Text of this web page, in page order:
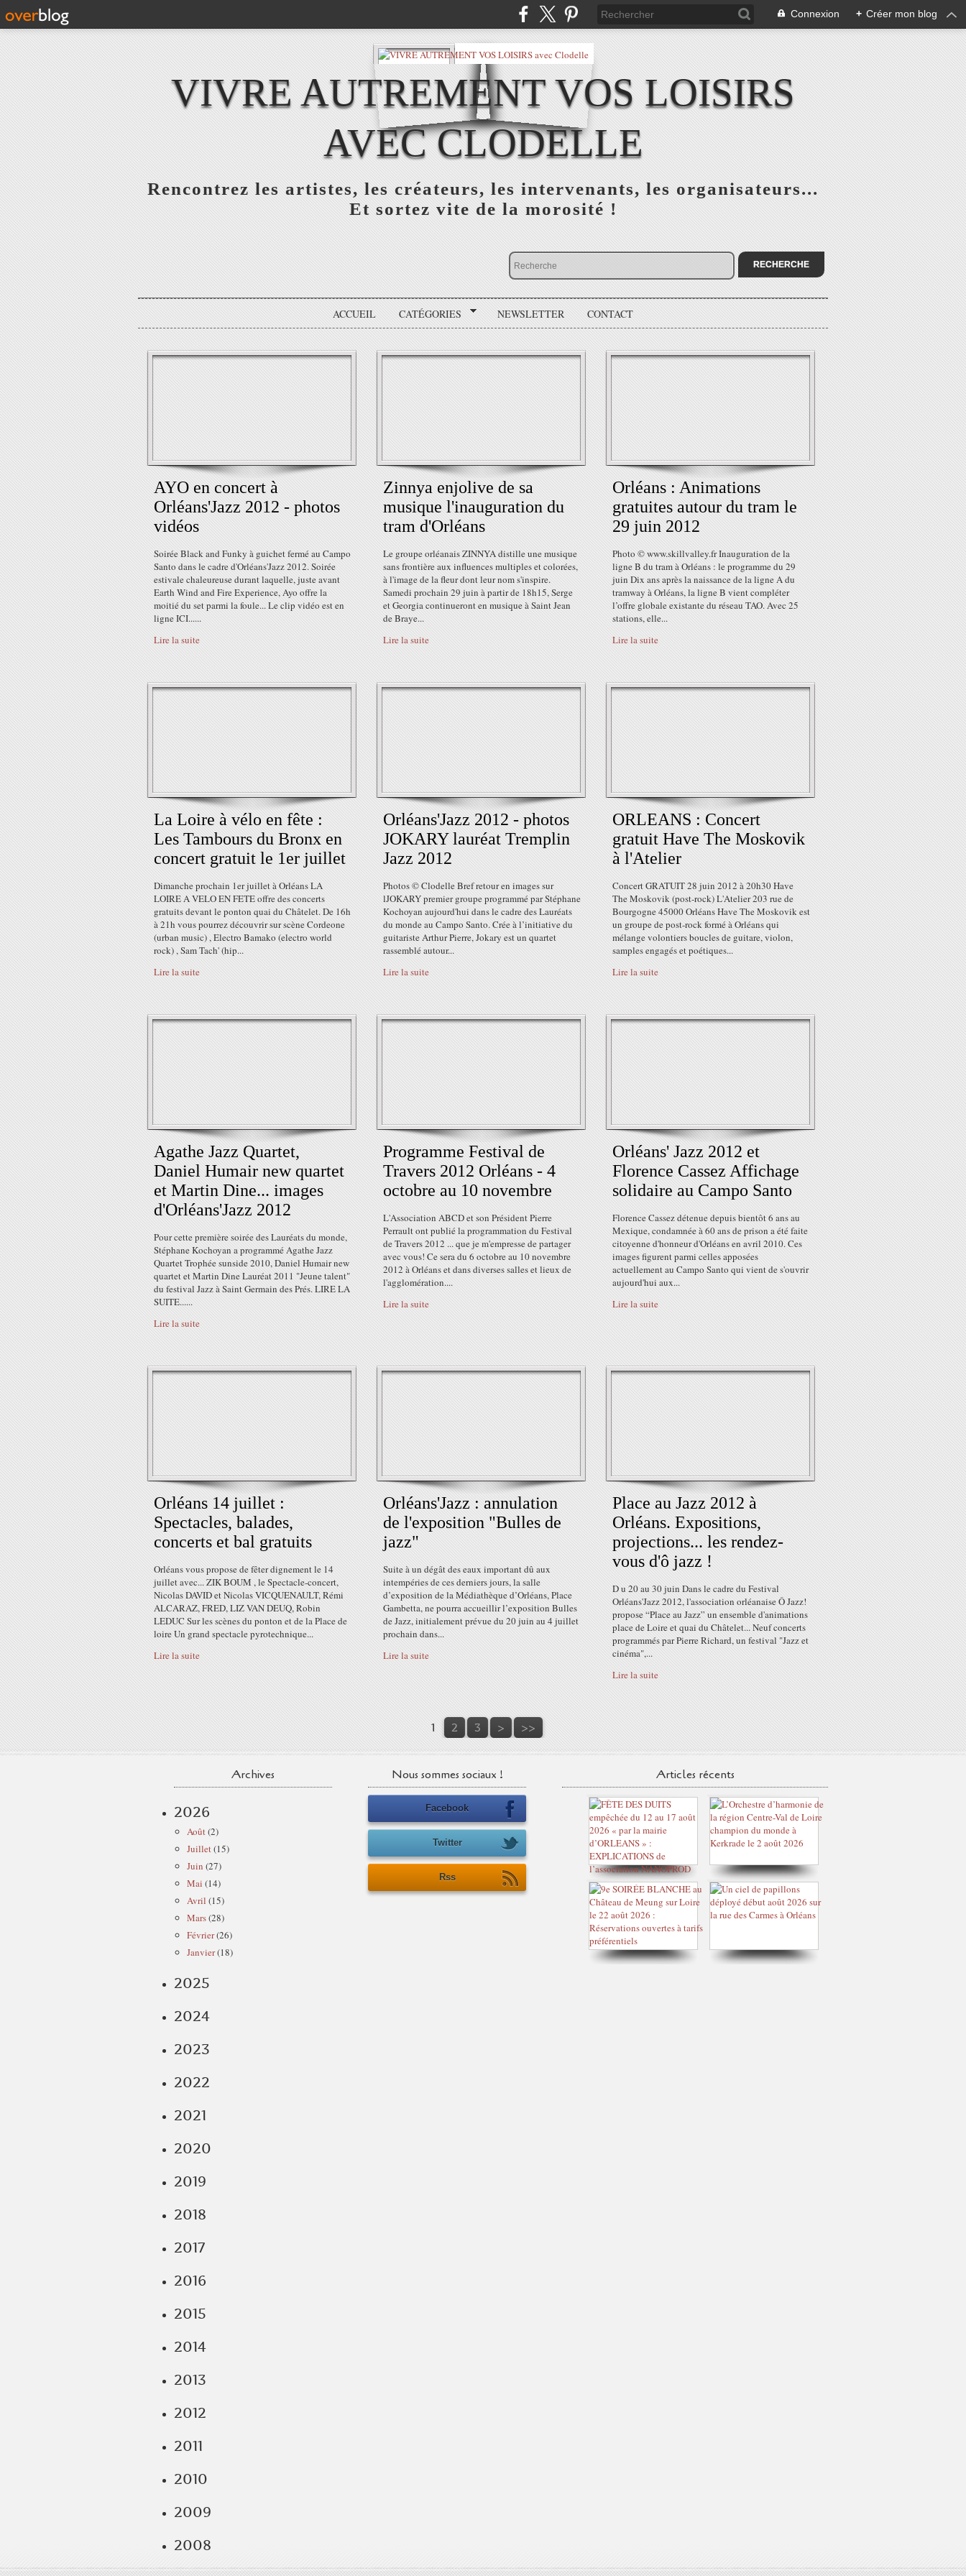
Connexion + Créer mon blog
VIVRE AUTREMENT VOS LOISIRS
AVEC CLODELLE
Rencontrez les artistes, les créateurs, les intervenants, les organisateurs...
Et sortez vite de la morosité !
ACCUEIL CATÉGORIES NEWSLETTER CONTACT
AYO en concert à
Orléans'Jazz 2012 - photos
vidéos
Soirée Black and Funky à guichet fermé au Campo
Santo dans le cadre d'Orléans'Jazz 2012. Soirée
estivale chaleureuse durant laquelle, juste avant
Earth Wind and Fire Experience, Ayo offre la
moitié du set parmi la foule... Le clip vidéo est en
ligne ICI......
Lire la suite
Zinnya enjolive de sa
musique l'inauguration du
tram d'Orléans
Le groupe orléanais ZINNYA distille une musique
sans frontière aux influences multiples et colorées,
à l'image de la fleur dont leur nom s'inspire.
Samedi prochain 29 juin à partir de 18h15, Serge
et Georgia continueront en musique à Saint Jean
de Braye...
Lire la suite
Orléans : Animations
gratuites autour du tram le
29 juin 2012
Photo © www.skillvalley.fr Inauguration de la
ligne B du tram à Orléans : le programme du 29
juin Dix ans après la naissance de la ligne A du
tramway à Orléans, la ligne B vient compléter
l’offre globale existante du réseau TAO. Avec 25
stations, elle...
Lire la suite
La Loire à vélo en fête :
Les Tambours du Bronx en
concert gratuit le 1er juillet
Dimanche prochain 1er juillet à Orléans LA
LOIRE A VELO EN FETE offre des concerts
gratuits devant le ponton quai du Châtelet. De 16h
à 21h vous pourrez découvrir sur scène Cordeone
(urban music) , Electro Bamako (electro world
rock) , Sam Tach' (hip...
Lire la suite
Orléans'Jazz 2012 - photos
JOKARY lauréat Tremplin
Jazz 2012
Photos © Clodelle Bref retour en images sur
lJOKARY premier groupe programmé par Stéphane
Kochoyan aujourd'hui dans le cadre des Lauréats
du monde au Campo Santo. Crée à l’initiative du
guitariste Arthur Pierre, Jokary est un quartet
rassemblé autour...
Lire la suite
ORLEANS : Concert
gratuit Have The Moskovik
à l'Atelier
Concert GRATUIT 28 juin 2012 à 20h30 Have
The Moskovik (post-rock) L'Atelier 203 rue de
Bourgogne 45000 Orléans Have The Moskovik est
un groupe de post-rock formé à Orléans qui
mélange volontiers boucles de guitare, violon,
samples engagés et poétiques...
Lire la suite
Agathe Jazz Quartet,
Daniel Humair new quartet
et Martin Dine... images
d'Orléans'Jazz 2012
Pour cette première soirée des Lauréats du monde,
Stéphane Kochoyan a programmé Agathe Jazz
Quartet Trophée sunside 2010, Daniel Humair new
quartet et Martin Dine Lauréat 2011 "Jeune talent"
du festival Jazz à Saint Germain des Prés. LIRE LA
SUITE......
Lire la suite
Programme Festival de
Travers 2012 Orléans - 4
octobre au 10 novembre
L'Association ABCD et son Président Pierre
Perrault ont publié la programmation du Festival
de Travers 2012 ... que je m'empresse de partager
avec vous! Ce sera du 6 octobre au 10 novembre
2012 à Orléans et dans diverses salles et lieux de
l'agglomération....
Lire la suite
Orléans' Jazz 2012 et
Florence Cassez Affichage
solidaire au Campo Santo
Florence Cassez détenue depuis bientôt 6 ans au
Mexique, condamnée à 60 ans de prison a été faite
citoyenne d'honneur d'Orléans en avril 2010. Ces
images figurent parmi celles apposées
actuellement au Campo Santo qui vient de s'ouvrir
aujourd'hui aux...
Lire la suite
Orléans 14 juillet :
Spectacles, balades,
concerts et bal gratuits
Orléans vous propose de fêter dignement le 14
juillet avec... ZIK BOUM , le Spectacle-concert,
Nicolas DAVID et Nicolas VICQUENAULT, Rémi
ALCARAZ, FRED, LIZ VAN DEUQ, Robin
LEDUC Sur les scènes du ponton et de la Place de
loire Un grand spectacle pyrotechnique...
Lire la suite
Orléans'Jazz : annulation
de l'exposition "Bulles de
jazz"
Suite à un dégât des eaux important dû aux
intempéries de ces derniers jours, la salle
d’exposition de la Médiathèque d’Orléans, Place
Gambetta, ne pourra accueillir l’exposition Bulles
de Jazz, initialement prévue du 20 juin au 4 juillet
prochain dans...
Lire la suite
Place au Jazz 2012 à
Orléans. Expositions,
projections... les rendez-
vous d'ô jazz !
D u 20 au 30 juin Dans le cadre du Festival
Orléans'Jazz 2012, l'association orléanaise Ô Jazz!
propose “Place au Jazz” un ensemble d'animations
place de Loire et quai du Châtelet... Neuf concerts
programmés par Pierre Richard, un festival "Jazz et
cinéma",...
Lire la suite
1 2 3 > >>
Archives
2026
Août(2)
Juillet(15)
Juin (27)
Mai (14)
Avril (15)
Mars(28)
Février(26)
Janvier(18)
2025
2024
2023
2022
2021
2020
2019
2018
2017
2016
2015
2014
2013
2012
2011
2010
2009
2008
Nous sommes sociaux !
Facebook
Twitter
Rss
Articles récents